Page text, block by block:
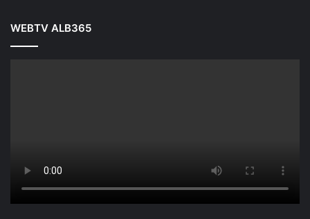
WEBTV ALB365